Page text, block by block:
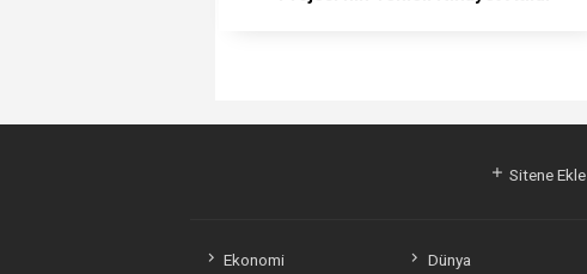
Sitene Ekle
Ekonomi
Dünya